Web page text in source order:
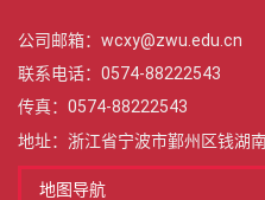
公司邮箱：wcxy@zwu.edu.cn
联系电话：0574-88222543
传真：0574-88222543
地址：浙江省宁波市鄞州区钱湖
地图导航